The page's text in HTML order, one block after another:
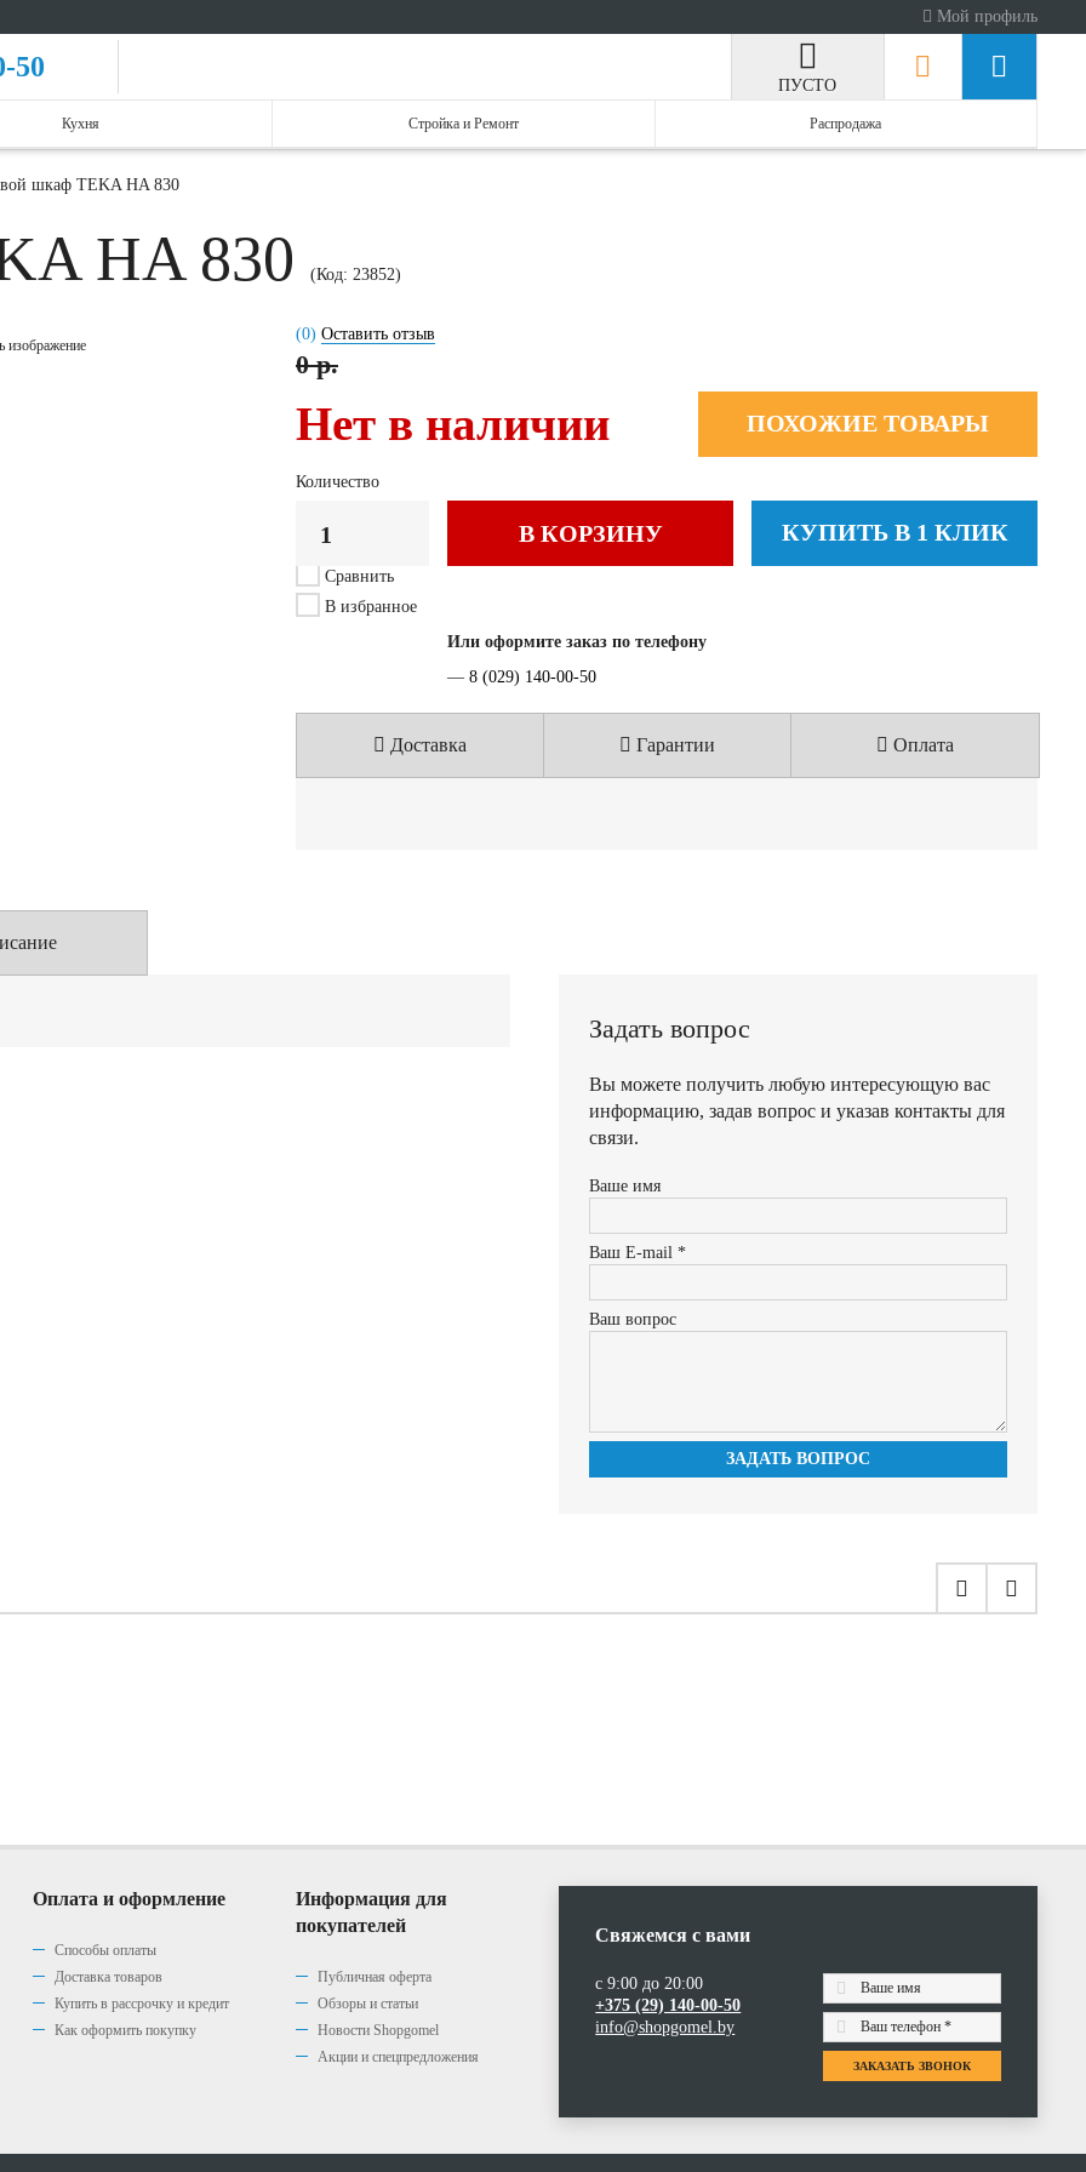
Мой профиль
50
ПУСТО
Кухня Стройка и Ремонт Распродажа
шкаф TEKA HA 830
HA 830 (Код: 23852)
изображение
(0) Оставить отзыв
0 р.
Нет в наличии ПОХОЖИЕ ТОВАРЫ
Количество
В КОРЗИНУ КУПИТЬ В 1 КЛИК
Сравнить
В избранное
Или оформите заказ по телефону
— 8 (029) 140-00-50
Доставка Гарантии Оплата
Задать вопрос
Вы можете получить любую интересующую вас
информацию, задав вопрос и указав контакты для
связи.
Ваше имя
Ваш E-mail *
Ваш вопрос
ЗАДАТЬ ВОПРОС
Оплата и оформление
Способы оплаты
Доставка товаров
Купить в рассрочку и кредит
Как оформить покупку
Информация для
покупателей
Публичная оферта
Обзоры и статьи
Новости Shopgomel
Акции и спецпредложения
Свяжемся с вами
с 9:00 до 20:00
+375 (29) 140-00-50
info@shopgomel.by
ЗАКАЗАТЬ ЗВОНОК